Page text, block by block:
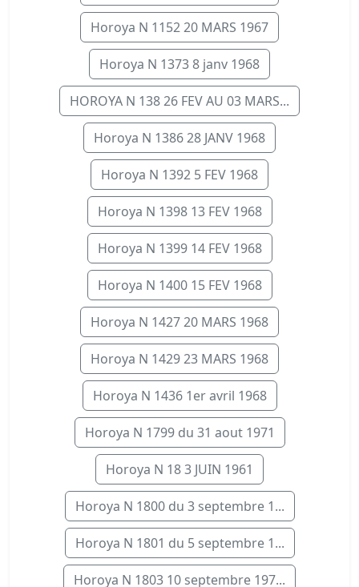
Horoya N 1152 20 MARS 1967
Horoya N 1373 8 janv 1968
HOROYA N 138 26 FEV AU 03 MARS...
Horoya N 1386 28 JANV 1968
Horoya N 1392 5 FEV 1968
Horoya N 1398 13 FEV 1968
Horoya N 1399 14 FEV 1968
Horoya N 1400 15 FEV 1968
Horoya N 1427 20 MARS 1968
Horoya N 1429 23 MARS 1968
Horoya N 1436 1er avril 1968
Horoya N 1799 du 31 aout 1971
Horoya N 18 3 JUIN 1961
Horoya N 1800 du 3 septembre 1...
Horoya N 1801 du 5 septembre 1...
Horoya N 1803 10 septembre 197...